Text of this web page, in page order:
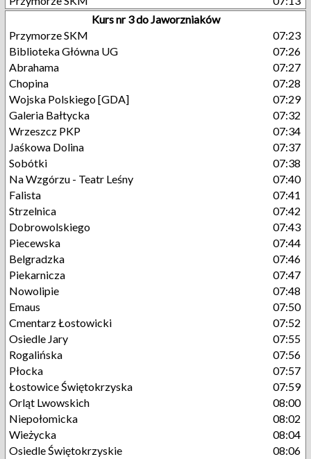
Kurs nr 3 do Jaworzniaków
Przymorze SKM
07:23
Biblioteka Główna UG
07:26
Abrahama
07:27
Chopina
07:28
Wojska Polskiego [GDA]
07:29
Galeria Bałtycka
07:32
Wrzeszcz PKP
07:34
Jaśkowa Dolina
07:37
Sobótki
07:38
Na Wzgórzu - Teatr Leśny
07:40
Falista
07:41
Strzelnica
07:42
Dobrowolskiego
07:43
Piecewska
07:44
Belgradzka
07:46
Piekarnicza
07:47
Nowolipie
07:48
Emaus
07:50
Cmentarz Łostowicki
07:52
Osiedle Jary
07:55
Rogalińska
07:56
Płocka
07:57
Łostowice Świętokrzyska
07:59
Orląt Lwowskich
08:00
Niepołomicka
08:02
Wieżycka
08:04
Osiedle Świętokrzyskie
08:06